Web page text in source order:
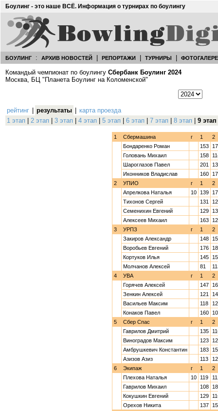
Боулинг - это наше ВСЁ. Информация о турнирах по боулингу
БОУЛИНГ : АРХИВ НОВОСТЕЙ РЕПОРТАЖИ ТУРНИРЫ
Командый чемпионат по боулингу Сбербанк Боулинг 2024
Москва, БЦ "Планета Боулинг на Коломенской"
рейтинг результаты
карта проезда
1 этап
2 этап 3 этап 4 этап 5 этап 6 этап 7 этап 8 этап 9 этап
1 Сбермашина г 1
2
Бондаренко Роман
153
Головань Михаил
158
Шароглазов Павел
201
Иконников Владислав
160
2
УПИО г 1
2
Апрелкова Наталья
10 139
Тихонов Сергей
131
Семенихин Евгений
129
Алексеев Михаил
163
3
УРПЗ г 1
2
Закиров Александр
148
Воробьев Евгений
176
Кортуков Илья
145
Молчанов Алексей
81
4
УВА г 1
2
Горячев Алексей
147
Зенкин Алексей
121
Васильев Максим
118
Конаков Павел
160
5
Сбер Спас г 1
2
Гаврилов Дмитрий
135
Виноградов Максим
123
Амбрушкевич Константин
183
Азизов Азиз
113
6
Экипаж г 1
2
Плехова Наталья
10 119
Гаврилов Михаил
108
Кокушкин Евгений
129
Орехов Никита
137